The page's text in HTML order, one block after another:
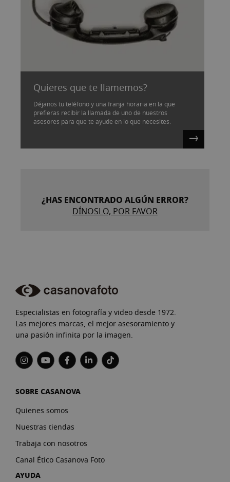
Quieres que te llamemos?
Déjanos tu teléfono y una franja horaria en la que
prefieras recibir la llamada de uno de nuestros
asesores para que te ayude en lo que necesites.
¿HAS ENCONTRADO ALGÚN ERROR?
DÍNOSLO, POR FAVOR
Especialistas en fotografía y video desde 1972.
Las mejores marcas, el mejor asesoramiento y
una pasión infinita por la imagen.
SOBRE CASANOVA
Quienes somos
Nuestras tiendas
Trabaja con nosotros
Canal Ético Casanova Foto
AYUDA